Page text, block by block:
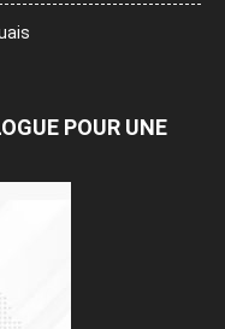
POUR UNE